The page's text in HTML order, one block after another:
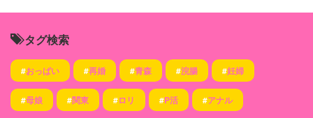
タグ検索
#おっぱい #再婚 #青森 #浣腸 #妊婦
#母娘 #関東 #ロリ #P活 #アナル